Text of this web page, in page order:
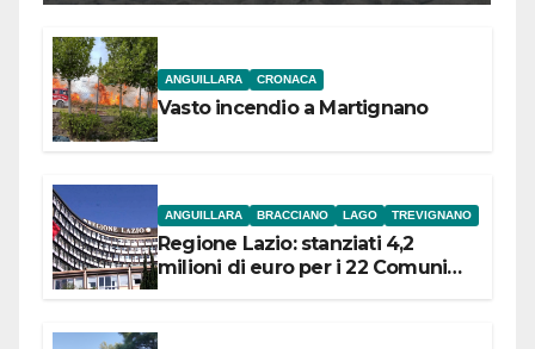
ANGUILLARA CRONACA
Vasto incendio a Martignano
ANGUILLARA BRACCIANO LAGO TREVIGNANO
Regione Lazio: stanziati 4,2
milioni di euro per i 22 Comuni